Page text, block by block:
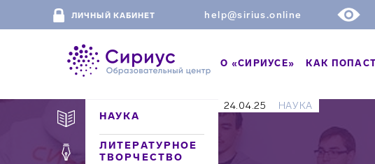
ЛИЧНЫЙ КАБИНЕТ help@sirius.online
О «СИРИУСЕ» КАК
НАУКА
ЛИТЕРАТУРНОЕ
ТВОРЧЕСТВО
24.04.25 НАУКА